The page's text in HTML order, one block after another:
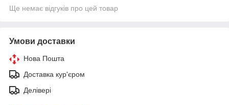
Ще немає відгуків про цей товар
Умови доставки
Нова Пошта
Доставка кур'єром
Делівері